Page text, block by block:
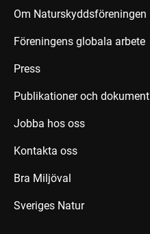
Om Naturskyddsföreningen
Föreningens globala arbete
Press
Publikationer och dokument
Jobba hos oss
Kontakta oss
Bra Miljöval
Sveriges Natur